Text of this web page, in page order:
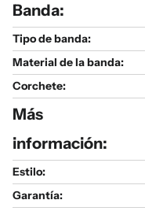
Banda:
Tipo de banda:
Material de la banda:
Corchete:
Más
información:
Estilo:
Garantía: